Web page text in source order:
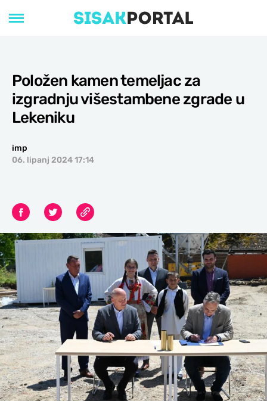
Položen kamen temeljac za
izgradnju višestambene zgrade u
Lekeniku
imp
06. lipanj 2024 17:14